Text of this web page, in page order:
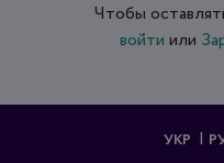
Чтобы
войти или
УКР